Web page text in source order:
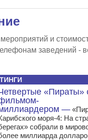
и
заведений -
«Пираты»
—
моря-4: На
собрали в
миллиарда